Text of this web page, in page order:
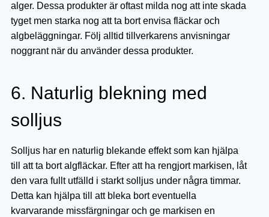
alger. Dessa produkter är oftast milda nog att inte skada
tyget men starka nog att ta bort envisa fläckar och
algbeläggningar. Följ alltid tillverkarens anvisningar
noggrant när du använder dessa produkter.
6. Naturlig blekning med
solljus
Solljus har en naturlig blekande effekt som kan hjälpa
till att ta bort algfläckar. Efter att ha rengjort markisen, låt
den vara fullt utfälld i starkt solljus under några timmar.
Detta kan hjälpa till att bleka bort eventuella
kvarvarande missfärgningar och ge markisen en